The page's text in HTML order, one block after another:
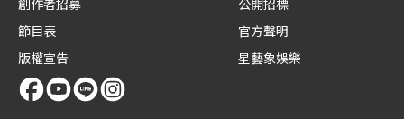
創作者招募
節目表
版權宣告
公開招標
官方聲明
星藝象娛樂